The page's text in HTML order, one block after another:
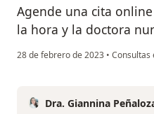
Agende una cita
la hora y la doctora
28 de febrero de 2023 • Consultas
Dra. Giannina